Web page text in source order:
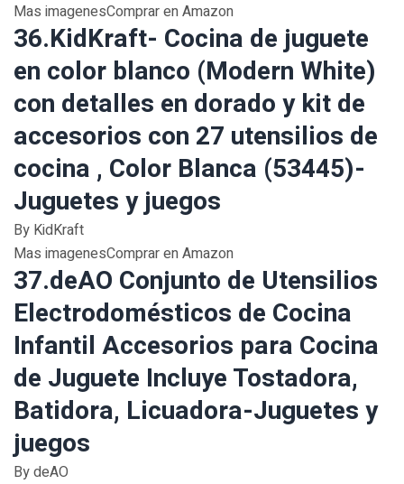
Mas imagenesComprar en Amazon
36.KidKraft- Cocina de juguete
en color blanco (Modern White)
con detalles en dorado y kit de
accesorios con 27 utensilios de
cocina , Color Blanca (53445)-
Juguetes y juegos
By KidKraft
Mas imagenesComprar en Amazon
37.deAO Conjunto de Utensilios
Electrodomésticos de Cocina
Infantil Accesorios para Cocina
de Juguete Incluye Tostadora,
Batidora, Licuadora-Juguetes y
juegos
By deAO